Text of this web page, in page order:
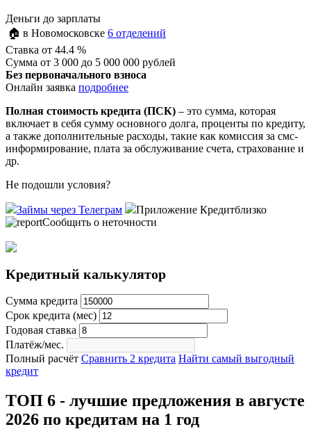
Деньги до зарплаты
🏠 в Новомосковске 6 отделений
Ставка от 44.4 %
Сумма от 3 000 до 5 000 000 рублей
Без первоначального взноса
Онлайн заявка подробнее
Полная стоимость кредита (ПСК) – это сумма, которая
включает в себя сумму основного долга, проценты по кредиту,
а также дополнительные расходы, такие как комиссия за смс-
информирование, плата за обслуживание счета, страхование и
др.
Не подошли условия?
Займы через Телеграм
Приложение Кредитблизко
Сообщить о неточности
Кредитный калькулятор
Сумма кредита
Срок кредита (мес)
Годовая ставка
Платёж/мес.
Полный расчёт Сравнить 2 кредита Найти самый выгодный
кредит
ТОП 6 - лучшие предложения в августе
2026 по кредитам на 1 год